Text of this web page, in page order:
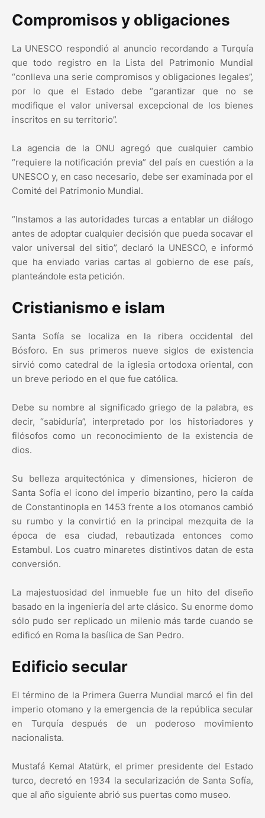
Compromisos y obligaciones
La UNESCO respondió al anuncio recordando a Turquía
que todo registro en la Lista del Patrimonio Mundial
“conlleva una serie compromisos y obligaciones legales”,
por lo que el Estado debe “garantizar que no se
modifique el valor universal excepcional de los bienes
inscritos en su territorio”.
La agencia de la ONU agregó que cualquier cambio
“requiere la notificación previa” del país en cuestión a la
UNESCO y, en caso necesario, debe ser examinada por el
Comité del Patrimonio Mundial.
“Instamos a las autoridades turcas a entablar un diálogo
antes de adoptar cualquier decisión que pueda socavar el
valor universal del sitio”, declaró la UNESCO, e informó
que ha enviado varias cartas al gobierno de ese país,
planteándole esta petición.
Cristianismo e islam
Santa Sofía se localiza en la ribera occidental del
Bósforo. En sus primeros nueve siglos de existencia
sirvió como catedral de la iglesia ortodoxa oriental, con
un breve periodo en el que fue católica.
Debe su nombre al significado griego de la palabra, es
decir, “sabiduría”, interpretado por los historiadores y
filósofos como un reconocimiento de la existencia de
dios.
Su belleza arquitectónica y dimensiones, hicieron de
Santa Sofía el icono del imperio bizantino, pero la caída
de Constantinopla en 1453 frente a los otomanos cambió
su rumbo y la convirtió en la principal mezquita de la
época de esa ciudad, rebautizada entonces como
Estambul. Los cuatro minaretes distintivos datan de esta
conversión.
La majestuosidad del inmueble fue un hito del diseño
basado en la ingeniería del arte clásico. Su enorme domo
sólo pudo ser replicado un milenio más tarde cuando se
edificó en Roma la basílica de San Pedro.
Edificio secular
El término de la Primera Guerra Mundial marcó el fin del
imperio otomano y la emergencia de la república secular
en Turquía después de un poderoso movimiento
nacionalista.
Mustafá Kemal Atatürk, el primer presidente del Estado
turco, decretó en 1934 la secularización de Santa Sofía,
que al año siguiente abrió sus puertas como museo.